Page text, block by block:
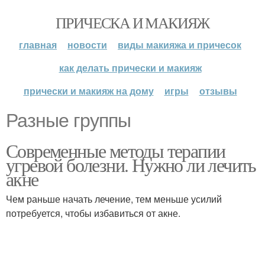
ПРИЧЕСКА И МАКИЯЖ
главная новости
виды макияжа и причесок
как делать прически и макияж
прически и макияж на дому
игры отзывы
Разные группы
Современные методы терапии
угревой болезни. Нужно ли лечить
акне
Чем раньше начать лечение, тем меньше усилий
потребуется, чтобы избавиться от акне.